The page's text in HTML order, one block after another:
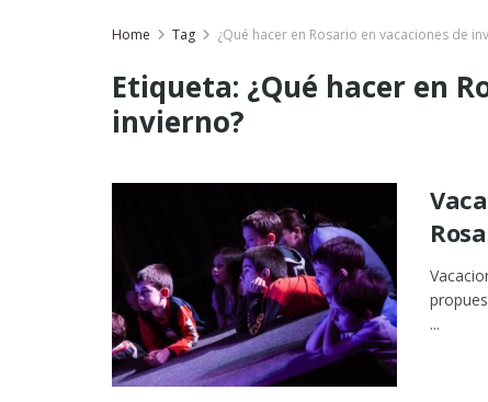
Home Tag ¿Qué hacer en Rosario en vacaciones de
Etiqueta: ¿Qué hacer en
invierno?
...